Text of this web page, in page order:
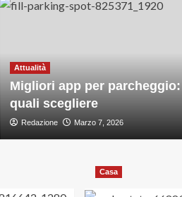
Migliori app
scegliere
Redazione Marzo 7, 2026
Attualità
Migliori app per parcheggio:
quali scegliere
Redazione Marzo 7, 2026
Casa